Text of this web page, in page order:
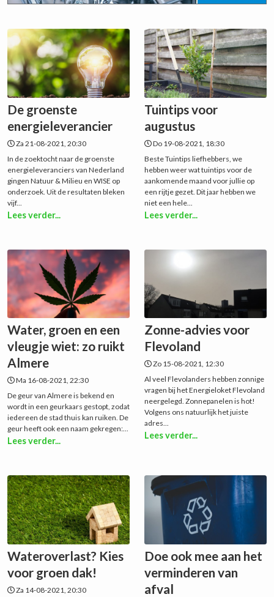
De groenste
energieleverancier
Za 21-08-2021, 20:30
In de zoektocht naar de groenste
energieleveranciers van Nederland
gingen Natuur & Milieu en WISE op
onderzoek. Uit de resultaten bleken
vijf...
Lees verder...
Tuintips voor
augustus
Do 19-08-2021, 18:30
Beste Tuintips liefhebbers, we
hebben weer wat tuintips voor de
aankomende maand voor jullie op
een rijtje gezet. Dit jaar hebben we
niet een hele...
Lees verder...
Water, groen en een
vleugje wiet: zo ruikt
Almere
Ma 16-08-2021, 22:30
De geur van Almere is bekend en
wordt in een geurkaars gestopt, zodat
iedereen de stad thuis kan ruiken. De
geur heeft ook een naam gekregen:...
Lees verder...
Zonne-advies voor
Flevoland
Zo 15-08-2021, 12:30
Al veel Flevolanders hebben zonnige
vragen bij het Energieloket Flevoland
neergelegd. Zonnepanelen is hot!
Volgens ons natuurlijk het juiste
adres...
Lees verder...
Wateroverlast? Kies
voor groen dak!
Za 14-08-2021, 20:30
Doe ook mee aan het
verminderen van
afval